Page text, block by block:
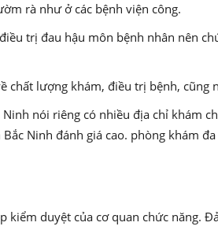
rà như ở các bệnh viện công.
trị đau hậu môn bệnh nhân nên
chất lượng khám, điều trị bệnh,
nói riêng có nhiều địa chỉ khám
Ninh đánh giá cao. phòng khám
kiểm duyệt của cơ quan chức năng.